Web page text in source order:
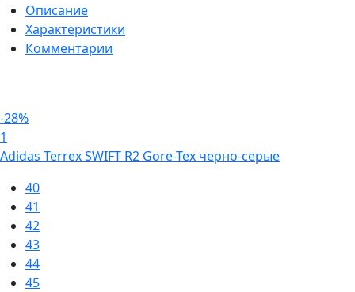
Описание
Характеристики
Комментарии
-28%
1
Adidas Terrex SWIFT R2 Gore-Tex черно-серые
40
41
42
43
44
45